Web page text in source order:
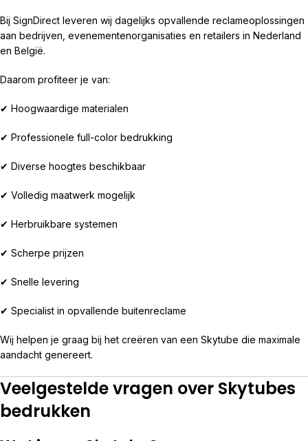
Bij SignDirect leveren wij dagelijks opvallende reclameoplossingen
aan bedrijven, evenementenorganisaties en retailers in Nederland
en België.
Daarom profiteer je van:
✔ Hoogwaardige materialen
✔ Professionele full-color bedrukking
✔ Diverse hoogtes beschikbaar
✔ Volledig maatwerk mogelijk
✔ Herbruikbare systemen
✔ Scherpe prijzen
✔ Snelle levering
✔ Specialist in opvallende buitenreclame
Wij helpen je graag bij het creëren van een Skytube die maximale
aandacht genereert.
Veelgestelde vragen over Skytubes
bedrukken